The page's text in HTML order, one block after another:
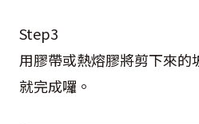
Step3
用膠帶或熱熔膠將剪下來的
就完成囉。